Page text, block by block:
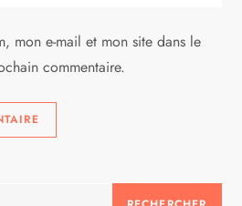
mon e-mail et mon site dans le
commentaire.